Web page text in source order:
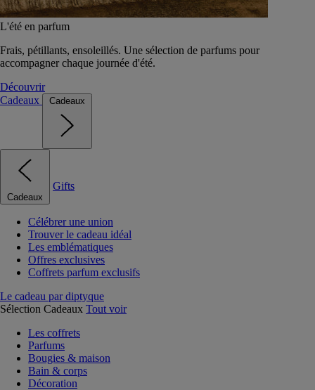
L'été en parfum
Frais, pétillants, ensoleillés. Une sélection de parfums pour
accompagner chaque journée d'été.
Découvrir
Cadeaux
Cadeaux
Cadeaux
Gifts
Célébrer une union
Trouver le cadeau idéal
Les emblématiques
Offres exclusives
Coffrets parfum exclusifs
Le cadeau par diptyque
Sélection Cadeaux Tout voir
Les coffrets
Parfums
Bougies & maison
Bain & corps
Décoration